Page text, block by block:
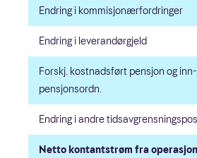
Endring i kommisjonærfordringer
Endring i leverandørgjeld
Forskj. kostnadsført pensjon og
pensjonsordn.
Endring i andre
Netto kontantstrøm fra